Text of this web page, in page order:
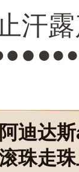
汗
阿迪达
珠走